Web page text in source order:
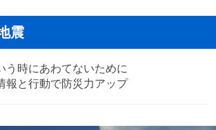
震
う時にあわてないために
報と行動で防災力アップ